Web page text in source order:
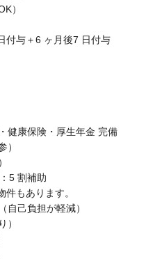
）
付与＋6 ヶ月後7 日付与
健康保険・厚生年金 完備
）
5 割補助
もあります。
自己負担が軽減）
）